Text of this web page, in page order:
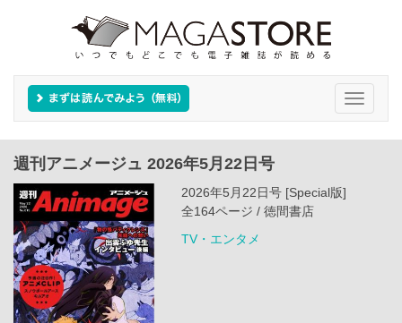
Toggle
週刊アニメージュ 2026年5月22日号
2026年5月22日号 [Special版]
全164ページ / 徳間書店
TV・エンタメ